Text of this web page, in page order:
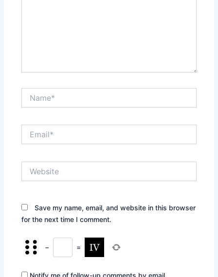
Save my name, email, and website in this browser
for the next time I comment.
− =
Notify me of follow-up comments by email.